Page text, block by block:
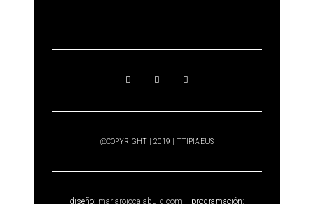
@COPYRIGHT | 2019 | TTIPIA.EUS
diseño: mariarojocalabuig.com programación: